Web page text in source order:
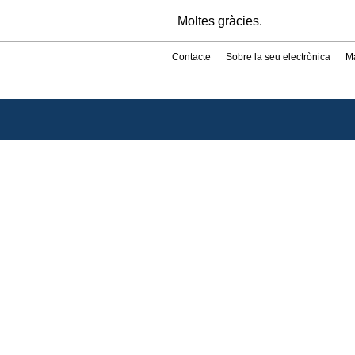
Moltes gràcies.
Contacte Sobre la seu electrònica